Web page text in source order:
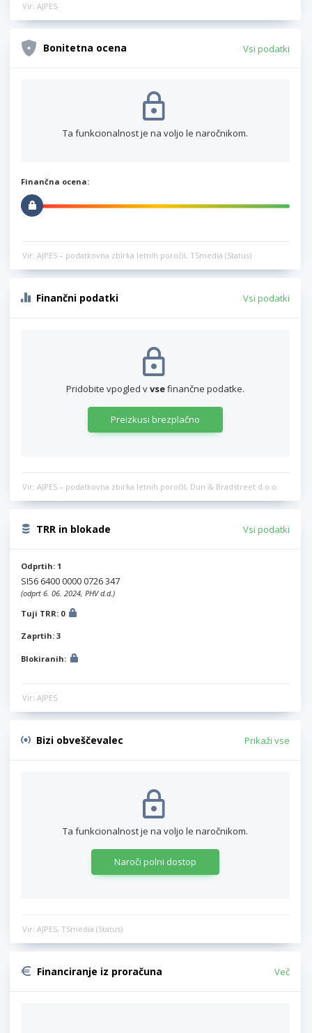
Vir: AJPES
Bonitetna ocena Vsi podatki
Ta funkcionalnost je na voljo le naročnikom.
Finančna ocena:
Vir: AJPES – podatkovna zbirka letnih poročil, TSmedia (Status)
Finančni podatki Vsi podatki
Pridobite vpogled vvsefinančne podatke.
Preizkusi brezplačno
Vir: AJPES – podatkovna zbirka letnih poročil, Dun & Bradstreet d.o.o.
TRR in blokade Vsi podatki
Odprtih: 1
SI56 6400 0000 0726 347
(odprt 6. 06. 2024, PHV d.d.)
Tuji TRR: 0
Zaprtih: 3
Blokiranih:
Vir: AJPES
Bizi obveščevalec Prikaži vse
Ta funkcionalnost je na voljo le naročnikom.
Naroči polni dostop
Vir: AJPES, TSmedia (Status)
Financiranje iz proračuna Več